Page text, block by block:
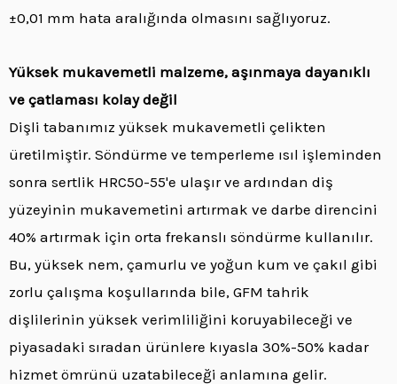
±0,01 mm hata aralığında olmasını sağlıyoruz.
Yüksek mukavemetli malzeme, aşınmaya dayanıklı
ve çatlaması kolay değil
Dişli tabanımız yüksek mukavemetli çelikten
üretilmiştir. Söndürme ve temperleme ısıl işleminden
sonra sertlik HRC50-55'e ulaşır ve ardından diş
yüzeyinin mukavemetini artırmak ve darbe direncini
40% artırmak için orta frekanslı söndürme kullanılır.
Bu, yüksek nem, çamurlu ve yoğun kum ve çakıl gibi
zorlu çalışma koşullarında bile, GFM tahrik
dişlilerinin yüksek verimliliğini koruyabileceği ve
piyasadaki sıradan ürünlere kıyasla 30%-50% kadar
hizmet ömrünü uzatabileceği anlamına gelir.